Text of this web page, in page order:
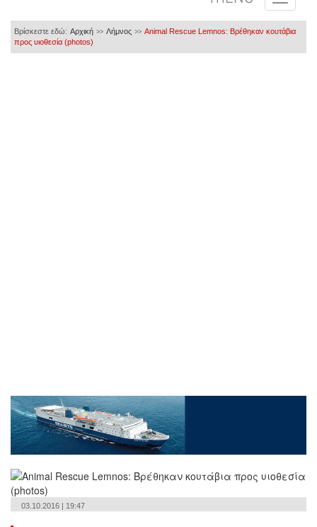
Βρίσκεστε εδώ: Αρχική >> Λήμνος >> Αnimal Rescue Lemnos: Βρέθηκαν κουτάβια
προς υιοθεσία (photos)
03.10.2016 | 19:47